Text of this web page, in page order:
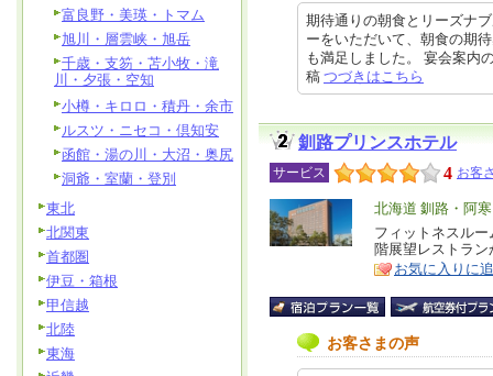
期待通りの朝食とリーズナ
ーをいただいて、朝食の期
も満足しました。 宴会案
稿 つづきはこちら
釧路プリンスホテル
サービス 4 お客
エ
リ
ア
北海道 釧路・阿
特
徴
フィットネスル
階展望レストラ
お気に入りに
お客さまの声
富良野・美瑛・トマム
旭川・層雲峡・旭岳
千歳・支笏・苫小牧・滝
川・夕張・空知
小樽・キロロ・積丹・余市
ルスツ・ニセコ・倶知安
函館・湯の川・大沼・奥尻
洞爺・室蘭・登別
東北
北関東
首都圏
伊豆・箱根
甲信越
北陸
東海